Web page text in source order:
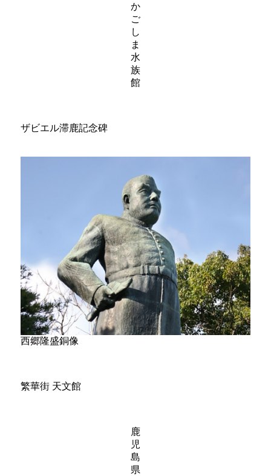
か
ご
し
ま
水
族
館
ザビエル滞鹿記念碑
西郷隆盛銅像
繁華街 天文館
鹿
児
島
県